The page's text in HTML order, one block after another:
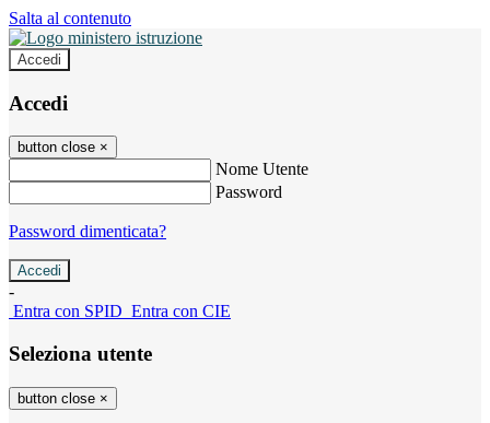
Salta al contenuto
Accedi
Accedi
button close ×
Nome Utente
Password
Password dimenticata?
-
Entra con SPID Entra con CIE
Seleziona utente
button close ×